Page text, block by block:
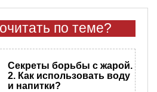
по теме?
Секреты борьбы с жарой.
2. Как использовать воду
и напитки?